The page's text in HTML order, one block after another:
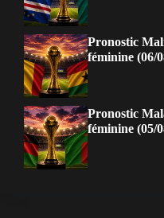
Pronostic
féminine (06/
Pronostic
féminine (05/